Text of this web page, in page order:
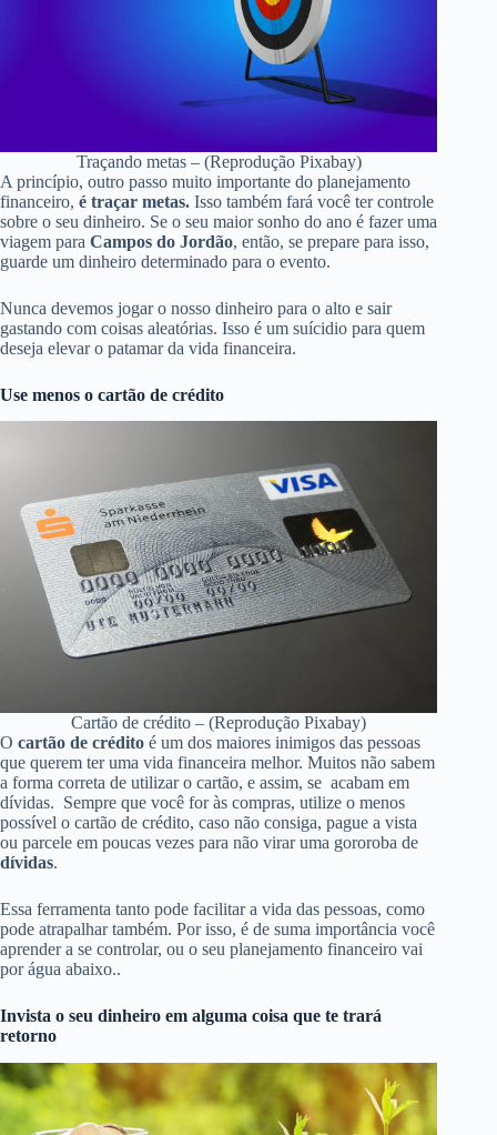
Traçando metas – (Reprodução Pixabay)
A princípio, outro passo muito importante do planejamento
financeiro, é traçar metas. Isso também fará você ter controle
sobre o seu dinheiro. Se o seu maior sonho do ano é fazer uma
viagem para Campos do Jordão, então, se prepare para isso,
guarde um dinheiro determinado para o evento.
Nunca devemos jogar o nosso dinheiro para o alto e sair
gastando com coisas aleatórias. Isso é um suícidio para quem
deseja elevar o patamar da vida financeira.
Use menos o cartão de crédito
Cartão de crédito – (Reprodução Pixabay)
O cartão de crédito é um dos maiores inimigos das pessoas
que querem ter uma vida financeira melhor. Muitos não sabem
a forma correta de utilizar o cartão, e assim, se acabam em
dívidas. Sempre que você for às compras, utilize o menos
possível o cartão de crédito, caso não consiga, pague a vista
ou parcele em poucas vezes para não virar uma gororoba de
dívidas.
Essa ferramenta tanto pode facilitar a vida das pessoas, como
pode atrapalhar também. Por isso, é de suma importância você
aprender a se controlar, ou o seu planejamento financeiro vai
por água abaixo..
Invista o seu dinheiro em alguma coisa que te trará
retorno